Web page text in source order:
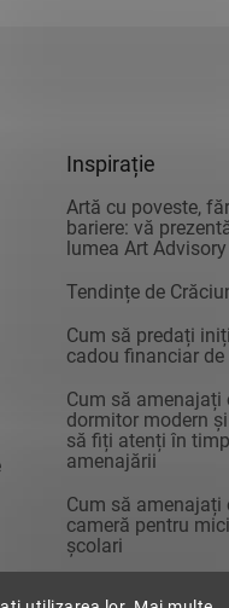
Inspirație
Artă cu poveste,
bariere: vă
lumea Art Advisory
Tendințe de
Cum să predați
cadou financiar de
Cum să amenajați
dormitor modern
să fiți atenți în
amenajării
Cum să amenajați
cameră pentru
școlari